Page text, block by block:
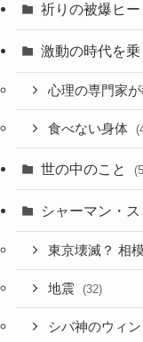
祈りの被爆ヒ
激動の時代を
心理の専門家
食べない身体
世の中のこと
シャーマン・
東京壊滅？ 相
地震 (32)
シバ神のウィ